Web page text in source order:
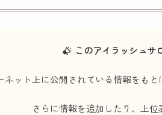
このアイラッシュサ
ネット上に公開されている情報をもと
さらに情報を追加したり、上位